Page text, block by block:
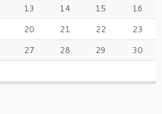
13 14 15
16
20 21 22
23
27 28 29
30